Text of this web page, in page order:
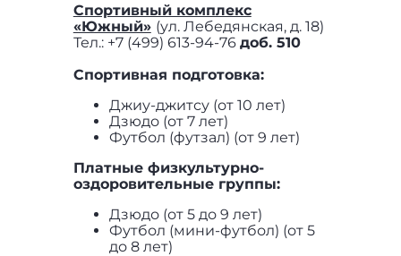
Спортивный комплекс
«Южный» (ул. Лебедянская, д. 18)
Тел.: +7 (499) 613-94-76 доб. 510
Спортивная подготовка:
Джиу-джитсу (от 10 лет)
Дзюдо (от 7 лет)
Футбол (футзал) (от 9 лет)
Платные физкультурно-
оздоровительные группы:
Дзюдо (от 5 до 9 лет)
Футбол (мини-футбол) (от 5
до 8 лет)